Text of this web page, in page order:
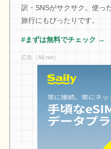
訳・SNSがサクサク。使っ
旅行にもぴったりです。
#まずは無料でチェック →
広告（A8.net）